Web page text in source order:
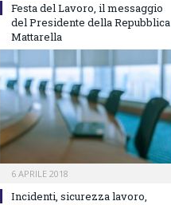
Festa del Lavoro, il messaggio
del Presidente della Repubblica
Mattarella
6 APRILE 2018
Incidenti, sicurezza lavoro,